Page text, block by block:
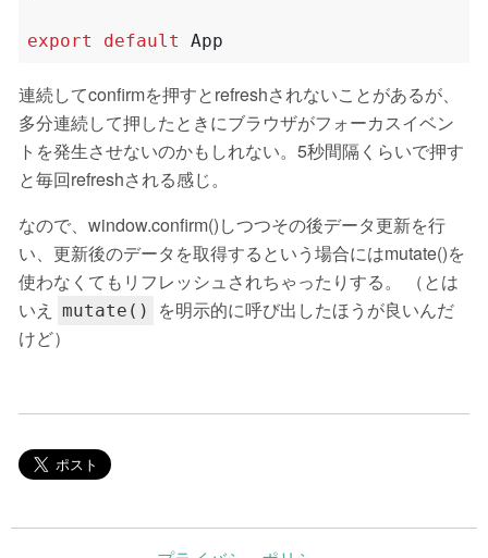
export default App
連続してconfirmを押すとrefreshされないことがあるが、
多分連続して押したときにブラウザがフォーカスイベン
トを発生させないのかもしれない。5秒間隔くらいで押す
と毎回refreshされる感じ。
なので、window.confirm()しつつその後データ更新を行
い、更新後のデータを取得するという場合にはmutate()を
使わなくてもリフレッシュされちゃったりする。 （とは
いえ
mutate()
を明示的に呼び出したほうが良いんだ
けど）